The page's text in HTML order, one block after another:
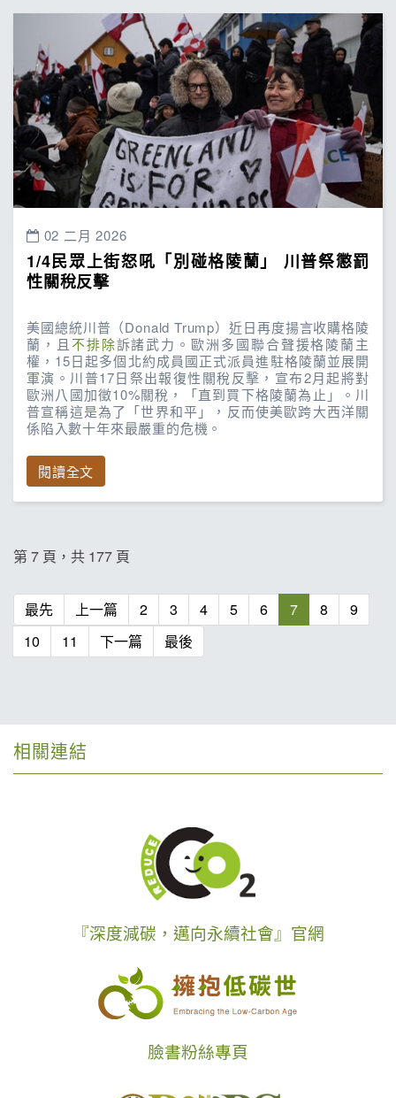
02 二月 2026
1/4民眾上街怒吼「別碰格陵蘭」 川普祭懲罰
性關稅反擊
美國總統川普（Donald Trump）近日再度揚言收購格陵
蘭，且 不排除訴諸武力。歐洲多國聯合聲援格陵蘭主
權，15日起多個北約成員國正式派員進駐格陵蘭並展開
軍演。川普17日祭出報復性關稅反擊，宣布2月起將對
歐洲八國加徵10%關稅，「直到買下格陵蘭為止」。川
普宣稱這是為了「世界和平」，反而使美歐跨大西洋關
係陷入數十年來最嚴重的危機。
閱讀全文
第 7 頁，共 177 頁
最先 上一篇 2 3 4 5 6 7 8
9
10
11 下一篇 最後
相關連結
『深度減碳，邁向永續社會』官網
臉書粉絲專頁